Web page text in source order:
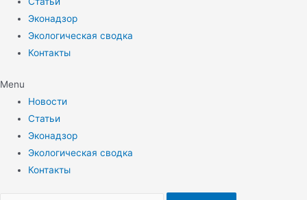
Эконадзор
Экологическая сводка
Контакты
Menu
Новости
Статьи
Эконадзор
Экологическая сводка
Контакты